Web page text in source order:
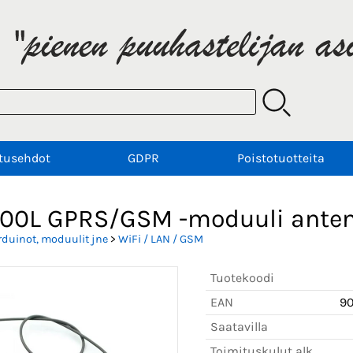
GDPR Poistotuotteita
GPRS/GSM -moduuli
moduulit jne> WiFi / LAN / GSM
Tuotekoodi
EAN
Saatavilla